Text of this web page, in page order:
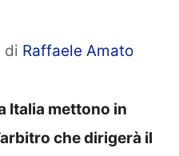
di Raffaele Amato
Italia mettono in
che dirigerà il